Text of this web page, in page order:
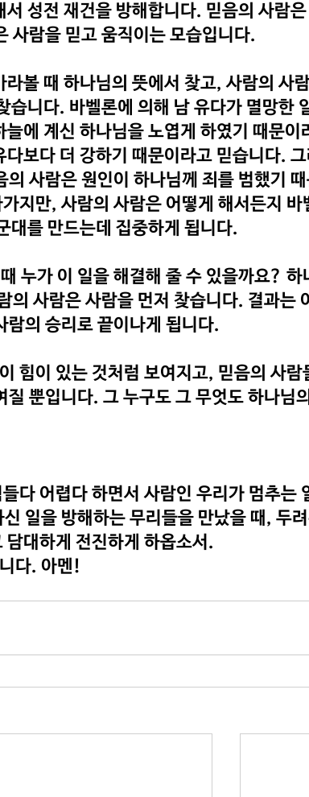
성전 재건을 방해합니다. 믿음의 사람
사람을 믿고 움직이는 모습입니다.
볼 때 하나님의 뜻에서 찾고, 사람의 사
습니다. 바벨론에 의해 남 유다가 멸망한
에 계신 하나님을 노엽게 하였기 때문이
보다 더 강하기 때문이라고 믿습니다.
사람은 원인이 하나님께 죄를 범했기 때
지만, 사람의 사람은 어떻게 해서든지 바
대를 만드는데 집중하게 됩니다.
누가 이 일을 해결해 줄 수 있을까요? 하
의 사람은 사람을 먼저 찾습니다. 결과는
의 승리로 끝이나게 됩니다.
힘이 있는 것처럼 보여지고, 믿음의 사람
뿐입니다. 그 누구도 그 무엇도 하나님
다 어렵다 하면서 사람인 우리가 멈추는
일을 방해하는 무리들을 만났을 때, 두
대하게 전진하게 하옵소서.
다. 아멘!